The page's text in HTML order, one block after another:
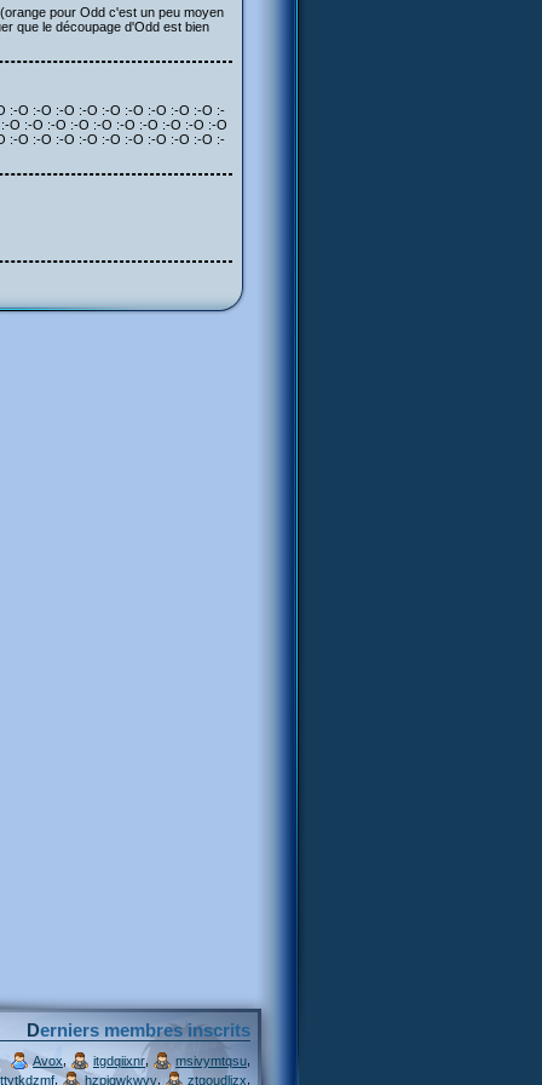
pour Odd c'est un peu moyen
que le découpage d'Odd est bien
:-O :-O :-O :-O :-O :-O :-O :-O :-O :-
O :-O :-O :-O :-O :-O :-O :-O :-O :-O
:-O :-O :-O :-O :-O :-O :-O :-O :-O :-
Derniers membres inscrits
Avox itgdqiixnr, msivymtqsu
, hzpjqwkwvv ztgoudljzx